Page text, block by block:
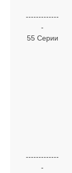
-------------
-
55 Серии
-------------
-